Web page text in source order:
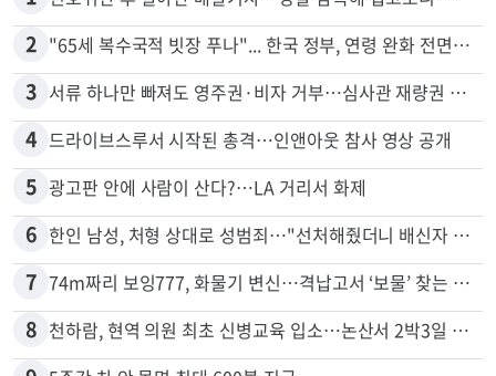
많이 본 뉴스
1 신호위반 후 달아난 배달기사…경찰 잠복해 잡고보니 ‘반전’
2 "65세 복수국적 빗장 푸나"... 한국 정부, 연령 완화 전면 추진
3
4 드라이브스루서 시작된 총격…인앤아웃 참사 영상 공개
5 광고판 안에 사람이 산다?…LA 거리서 화제
6 한인 남성, 처형 상대로 성범죄…"선처해줬더니 배신자 취급"
7 74m짜리 보잉777, 화물기 변신…격납고서 ‘보물’ 찾는 인천공항